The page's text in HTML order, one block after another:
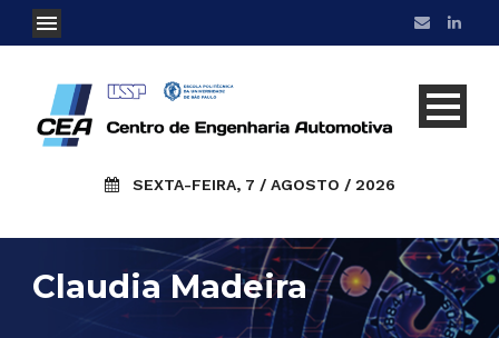
SEXTA-FEIRA, 7 / AGOSTO / 2026
Claudia Madeira